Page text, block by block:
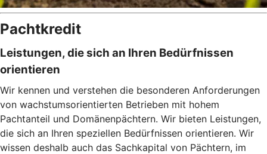
Pachtkredit
Leistungen, die sich an Ihren Bedürfnissen
orientieren
Wir kennen und verstehen die besonderen Anforderungen
von wachstumsorientierten Betrieben mit hohem
Pachtanteil und Domänenpächtern. Wir bieten Leistungen,
die sich an Ihren speziellen Bedürfnissen orientieren. Wir
wissen deshalb auch das Sachkapital von Pächtern, im